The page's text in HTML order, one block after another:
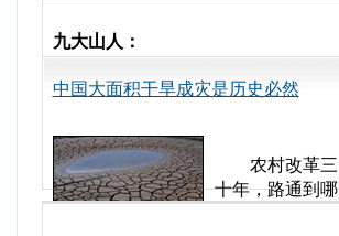
九大山人：
中国大面积干旱成灾是历史必然
农村改革三
十年，路通到哪